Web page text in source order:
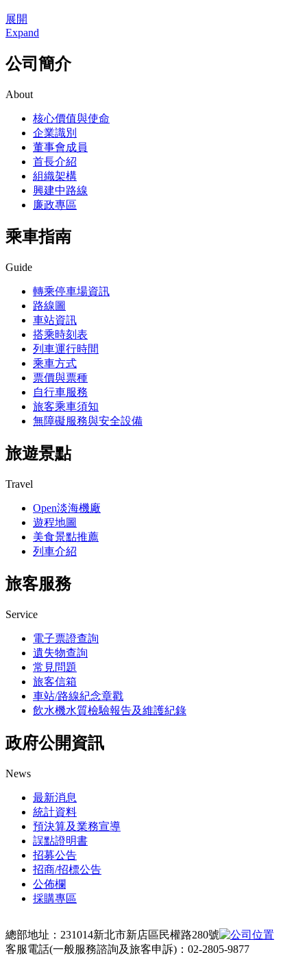
展開
Expand
公司簡介
About
核心價值與使命
企業識別
董事會成員
首長介紹
組織架構
興建中路線
廉政專區
乘車指南
Guide
轉乘停車場資訊
路線圖
車站資訊
搭乘時刻表
列車運行時間
乘車方式
票價與票種
自行車服務
旅客乘車須知
無障礙服務與安全設備
旅遊景點
Travel
Open淡海機廠
遊程地圖
美食景點推薦
列車介紹
旅客服務
Service
電子票證查詢
遺失物查詢
常見問題
旅客信箱
車站/路線紀念章戳
飲水機水質檢驗報告及維護紀錄
政府公開資訊
News
最新消息
統計資料
預決算及業務宣導
誤點證明書
招募公告
招商/招標公告
公佈欄
採購專區
總部地址：231014新北市新店區民權路280號
客服電話(一般服務諮詢及旅客申訴)：02-2805-9877